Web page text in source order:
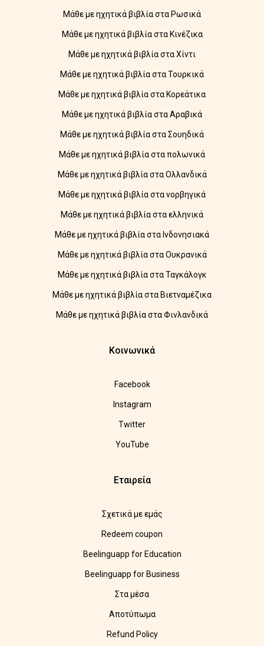
Μάθε με ηχητικά βιβλία στα Ρωσικά
Μάθε με ηχητικά βιβλία στα Κινέζικα
Μάθε με ηχητικά βιβλία στα Χίντι
Μάθε με ηχητικά βιβλία στα Τουρκικά
Μάθε με ηχητικά βιβλία στα Κορεάτικα
Μάθε με ηχητικά βιβλία στα Αραβικά
Μάθε με ηχητικά βιβλία στα Σουηδικά
Μάθε με ηχητικά βιβλία στα πολωνικά
Μάθε με ηχητικά βιβλία στα Ολλανδικά
Μάθε με ηχητικά βιβλία στα νορβηγικά
Μάθε με ηχητικά βιβλία στα ελληνικά
Μάθε με ηχητικά βιβλία στα Ινδονησιακά
Μάθε με ηχητικά βιβλία στα Ουκρανικά
Μάθε με ηχητικά βιβλία στα Ταγκάλογκ
Μάθε με ηχητικά βιβλία στα Βιετναμέζικα
Μάθε με ηχητικά βιβλία στα Φινλανδικά
Κοινωνικά
Facebook
Instagram
Twitter
YouTube
Εταιρεία
Σχετικά με εμάς
Redeem coupon
Beelinguapp for Education
Beelinguapp for Business
Στα μέσα
Αποτύπωμα
Refund Policy